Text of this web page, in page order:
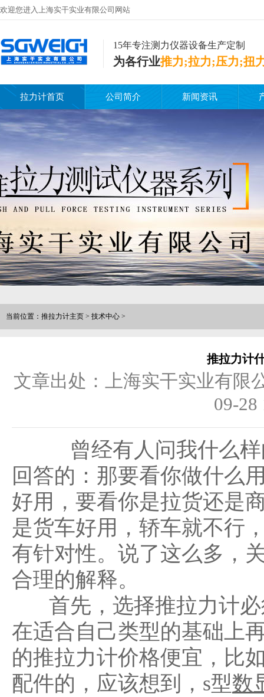
欢迎您进入上海实干实业有限公司网站
15年专注测力仪器设备生产定制
为各行业推力;拉力;压力;扭
拉力计首页 公司简介 新闻资讯
当前位置： 推拉力计主页 > 技术中心 >
推拉力计
文章出处：上海实干实业有限
09-28
曾经有人问我什么
回答的：那要看你做什么
好用，要看你是拉货还是
是货车好用，轿车就不行
有针对性。说了这么多，
合理的解释。
首先，选择推拉力计必
在适合自己类型的基础上
的推拉力计价格便宜，比
配件的，应该想到，s型数